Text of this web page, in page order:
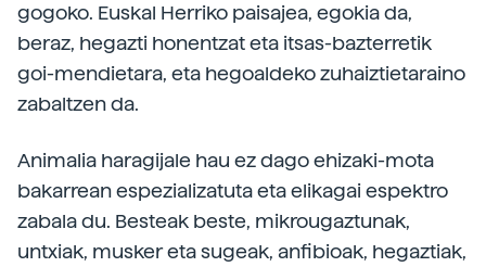
gogoko. Euskal Herriko paisajea, egokia da,
beraz, hegazti honentzat eta itsas-bazterretik
goi-mendietara, eta hegoaldeko zuhaiztietaraino
zabaltzen da.
Animalia haragijale hau ez dago ehizaki-mota
bakarrean espezializatuta eta elikagai espektro
zabala du. Besteak beste, mikrougaztunak,
untxiak, musker eta sugeak, anfibioak, hegaztiak,